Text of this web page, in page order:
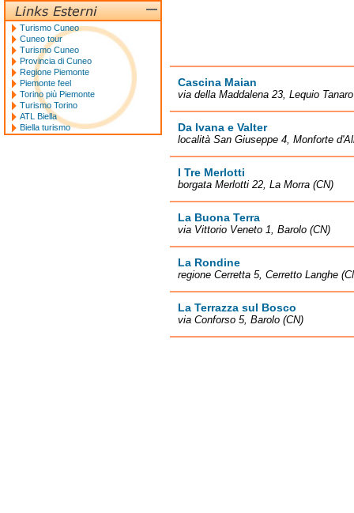
Cascina Maian
via della Maddalena 23, Lequio
Da Ivana e Valter
località San Giuseppe 4, Monforte
I Tre Merlotti
borgata Merlotti 22, La Morra (CN)
La Buona Terra
via Vittorio Veneto 1, Barolo (CN)
La Rondine
regione Cerretta 5, Cerretto Langhe
La Terrazza sul Bosco
via Conforso 5, Barolo (CN)
Turismo Cuneo
Cuneo tour
Turismo Cuneo
Provincia di Cuneo
Regione Piemonte
Piemonte feel
Torino più Piemonte
Turismo Torino
ATL Biella
Biella turismo